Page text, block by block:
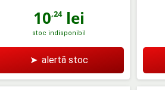
10,24lei
stoc indisponibil
➤ alertă stoc